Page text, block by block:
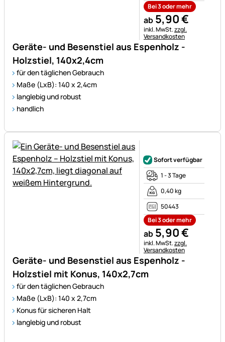
Geräte- und Besenstiel aus Espenholz -
Holzstiel, 140x2,4cm
für den täglichen Gebrauch
Maße (LxB): 140 x 2,4cm
langlebig und robust
handlich
Bei 3 oder mehr
ab 5,90€
Steuerhinweis:
inkl. MwSt.zzgl.
Versandkosten
Geräte- und Besenstiel aus Espenholz -
Holzstiel mit Konus, 140x2,7cm
für den täglichen Gebrauch
Maße (LxB): 140 x 2,7cm
Konus für sicheren Halt
langlebig und robust
Sofort verfügbar
1 - 3 Tage
0,40 kg
50443
Bei 3 oder mehr
ab 5,90€
Steuerhinweis:
inkl. MwSt.zzgl.
Versandkosten